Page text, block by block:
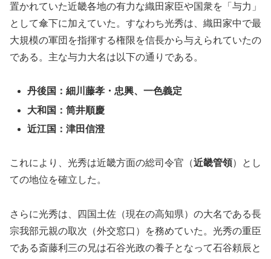
置かれていた近畿各地の有力な織田家臣や国衆を「与力」
として傘下に加えていた。すなわち光秀は、織田家中で最
大規模の軍団を指揮する権限を信長から与えられていたの
である。主な与力大名は以下の通りである。
丹後国：細川藤孝・忠興、一色義定
大和国：筒井順慶
近江国：津田信澄
これにより、光秀は近畿方面の総司令官（近畿管領）とし
ての地位を確立した。
さらに光秀は、四国土佐（現在の高知県）の大名である長
宗我部元親の取次（外交窓口）を務めていた。光秀の重臣
である斎藤利三の兄は石谷光政の養子となって石谷頼辰と